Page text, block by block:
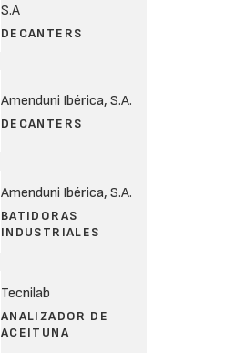
S.A
DECANTERS
Amenduni Ibérica, S.A.
DECANTERS
Amenduni Ibérica, S.A.
BATIDORAS
INDUSTRIALES
Tecnilab
ANALIZADOR DE
ACEITUNA